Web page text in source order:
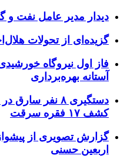
دیدار مدیر عامل نفت و
گزیده‌ای از تحولات
فاز اول نیروگاه
آستانه بهره‌برداری
دستگیری ۸ نفر
کشف ۱۷ فقره سرقت
گزارش تصویری از
اربعین حسنی